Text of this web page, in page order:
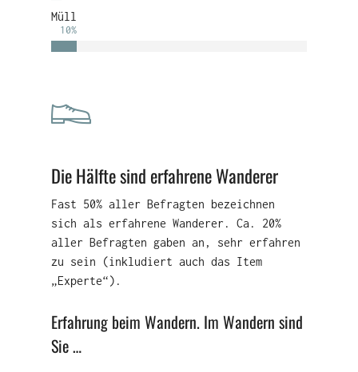
Müll
10%
Die Hälfte sind erfahrene Wanderer
Fast 50% aller Befragten bezeichnen
sich als erfahrene Wanderer. Ca. 20%
aller Befragten gaben an, sehr erfahren
zu sein (inkludiert auch das Item
„Experte“).
Erfahrung beim Wandern. Im Wandern sind
Sie …